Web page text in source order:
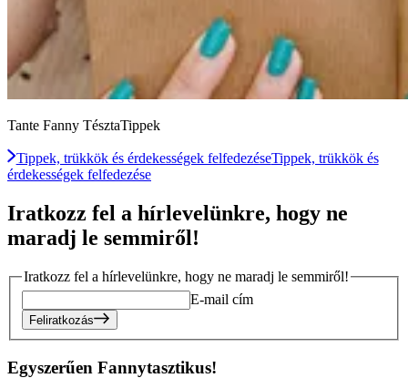
Tante Fanny TésztaTippek
Tippek, trükkök és érdekességek felfedezéseTippek, trükkök és
érdekességek felfedezése
Iratkozz fel a hírlevelünkre, hogy ne
maradj le semmiről!
Iratkozz fel a hírlevelünkre, hogy ne maradj le semmiről!
E-mail cím
Feliratkozás
Egyszerűen Fannytasztikus!